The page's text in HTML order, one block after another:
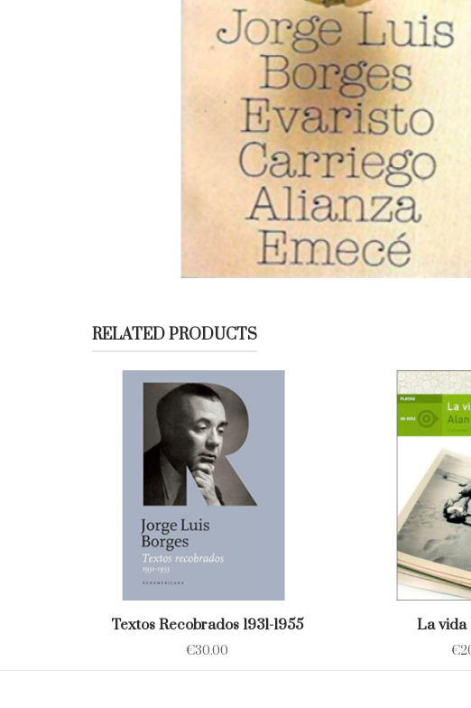
RELATED PRODUCTS
Textos Recobrados 1931-1955
€30.00
La vida
€